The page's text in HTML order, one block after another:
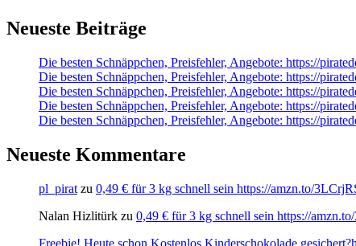
Neueste Beiträge
Die besten Schnäppchen, Preisfehler, Angebote: https://
Die besten Schnäppchen, Preisfehler, Angebote: https://
Die besten Schnäppchen, Preisfehler, Angebote: https://
Die besten Schnäppchen, Preisfehler, Angebote: https://
Die besten Schnäppchen, Preisfehler, Angebote: https://
Neueste Kommentare
pl_pirat zu 0,49 € für 3 kg schnell sein https://amzn.to/
Nalan Hizlitürk zu 0,49 € für 3 kg schnell sein https://
Freebie! Heute schon Kostenlos Kinderschokolade